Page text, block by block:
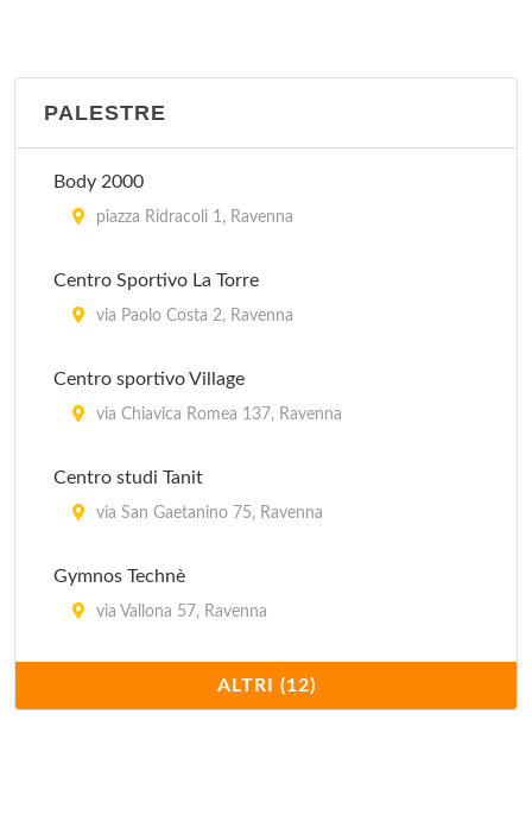
via Cervara 1, Cervia
PALESTRE
Body 2000
piazza Ridracoli 1, Ravenna
Centro Sportivo La Torre
via Paolo Costa 2, Ravenna
Centro sportivo Village
via Chiavica Romea 137, Ravenna
Centro studi Tanit
via San Gaetanino 75, Ravenna
Gymnos Technè
via Vallona 57, Ravenna
via Canalazzo 67, Ravenna
ALTRI (12)